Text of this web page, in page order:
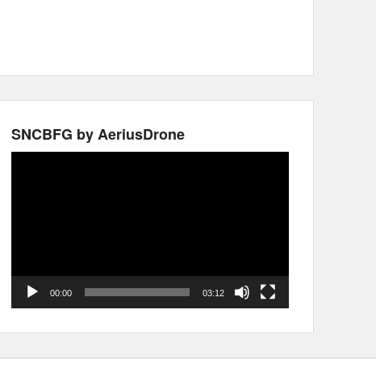
SNCBFG by AeriusDrone
00:00 03:12